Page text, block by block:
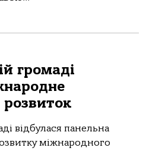
громаді
розвиток
відбулася панельна
міжнародного